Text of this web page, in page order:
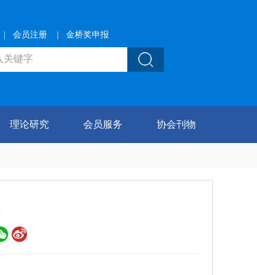
会员注册 金桥奖申报
理论研究 会员服务 协会刊物